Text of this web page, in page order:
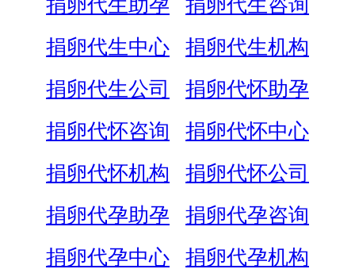
捐卵代生助孕
捐卵代生咨询
捐卵代生中心
捐卵代生机构
捐卵代生公司
捐卵代怀助孕
捐卵代怀咨询
捐卵代怀中心
捐卵代怀机构
捐卵代怀公司
捐卵代孕助孕
捐卵代孕咨询
捐卵代孕中心
捐卵代孕机构